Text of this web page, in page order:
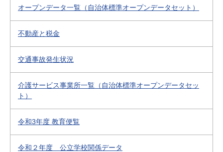
オープンデータ一覧（自治体標準オープンデータセット）
不動産と税金
交通事故発生状況
介護サービス事業所一覧（自治体標準オープンデータセッ
ト）
令和3年度 教育便覧
令和２年度 公立学校関係データ